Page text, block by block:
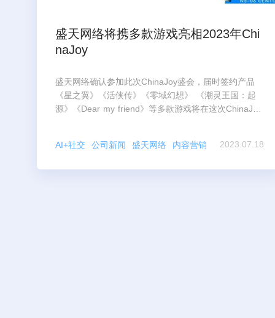
盛天网络将携多款游戏亮相2023年Chi
naJoy
盛天网络确认参加此次ChinaJoy盛会，届时签约产品
《星之翼》《活侠传》《零域幻想》 《潮灵王国：起
源》《Dear my friend》等多款游戏将在这次ChinaJoy
AI+社交 公司新闻 盛天网络
内容营销
2023.07.18